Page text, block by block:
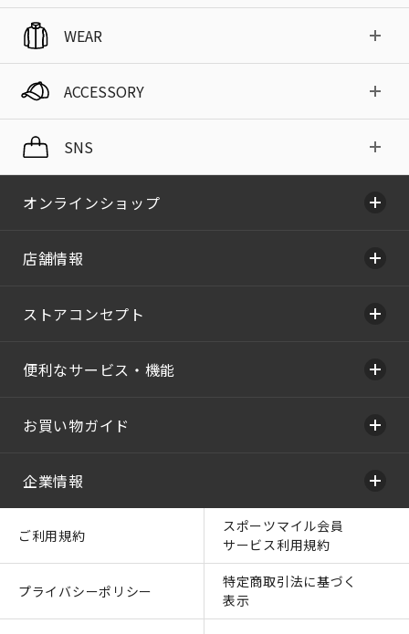
WEAR
ACCESSORY
SNS
オンラインショップ
店舗情報
ストアコンセプト
便利なサービス・機能
お買い物ガイド
企業情報
ご利用規約
スポーツマイル会員
サービス利用規約
プライバシーポリシー
特定商取引法に基づく
表示